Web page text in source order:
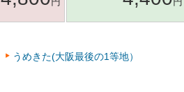
うめきた(大阪最後の1等地）